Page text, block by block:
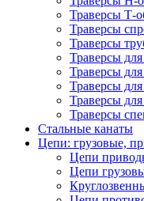
Траверсы Т-
Траверсы
Траверсы
Траверсы
Траверсы
Траверсы
Траверсы
Траверсы
Стальные канаты
Цепи: грузовые,
Цепи
Цепи